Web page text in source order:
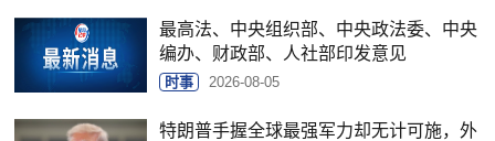
最高法、中央组织部、中央政法委、中央
编办、财政部、人社部印发意见
时事 2026-08-05
特朗普手握全球最强军力却无计可施，外